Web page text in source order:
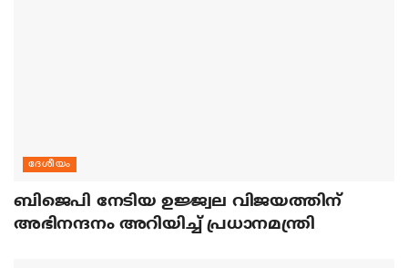
ദേശീയം
ബിജെപി നേടിയ ഉജ്ജ്വല വിജയത്തിന്
അഭിനന്ദനം അറിയിച്ച് പ്രധാനമന്ത്രി